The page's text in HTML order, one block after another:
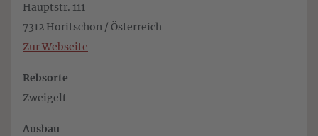
Hauptstr. 111
7312 Horitschon / Österreich
Zur Webseite
Rebsorte
Zweigelt
Ausbau